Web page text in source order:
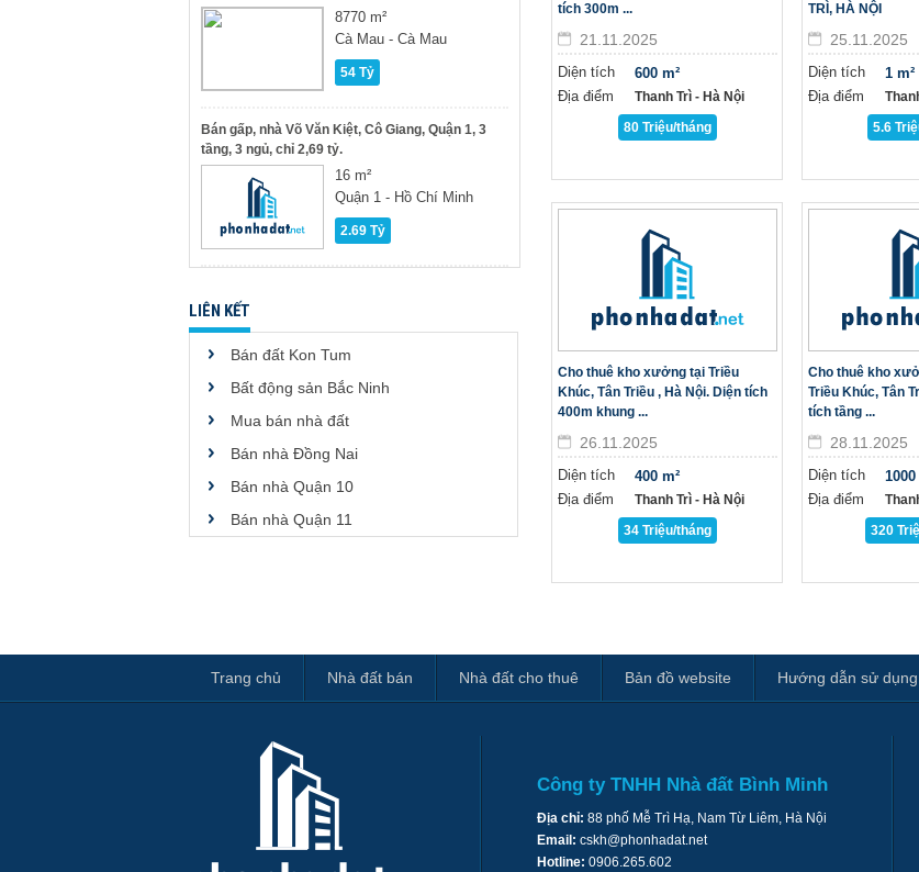
8770 m²
Cà Mau - Cà Mau
54 Tỷ
Bán gấp, nhà Võ Văn Kiệt, Cô Giang, Quận 1, 3
tầng, 3 ngủ, chỉ 2,69 tỷ.
16 m²
Quận 1 - Hồ Chí Minh
2.69 Tỷ
LIÊN KẾT
Bán đất Kon Tum
Bất động sản Bắc Ninh
Mua bán nhà đất
Bán nhà Đồng Nai
Bán nhà Quận 10
Bán nhà Quận 11
tích 300m ...
21.11.2025
Diện tích
Địa điểm
600 m²
Thanh Trì - Hà Nội
80 Triệu/tháng
TRÌ, HÀ NỘI
25.11.2025
Diện tích
Địa điểm
1 m²
5.6
Cho thuê kho xưởng tại Triều
Khúc, Tân Triều , Hà Nội. Diện tích
400m khung ...
26.11.2025
Diện tích
Địa điểm
400 m²
Thanh Trì - Hà Nội
34 Triệu/tháng
Cho thuê kho
Triều Khúc, Tân
tích tầng ...
28.11.2025
Diện tích
Địa điểm
1000
320
Trang chủ Nhà đất bán Nhà đất cho thuê Bản đồ website Hướng dẫn sử dụng
Công ty TNHH Nhà đất Bình Minh
Địa chỉ: 88 phố Mễ Trì Hạ, Nam Từ Liêm, Hà Nội
Email: cskh@phonhadat.net
Hotline: 0906.265.602